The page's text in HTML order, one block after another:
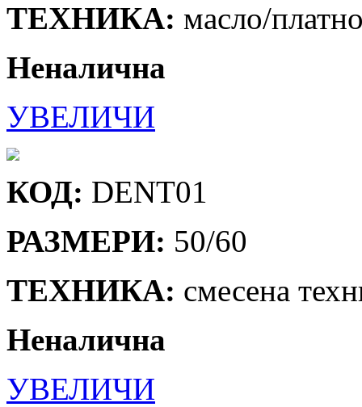
ТЕХНИКА: масло/
Неналична
УВЕЛИЧИ
КОД: DENТ01
РАЗМЕРИ: 50/60
ТЕХНИКА: смесена
Неналична
УВЕЛИЧИ